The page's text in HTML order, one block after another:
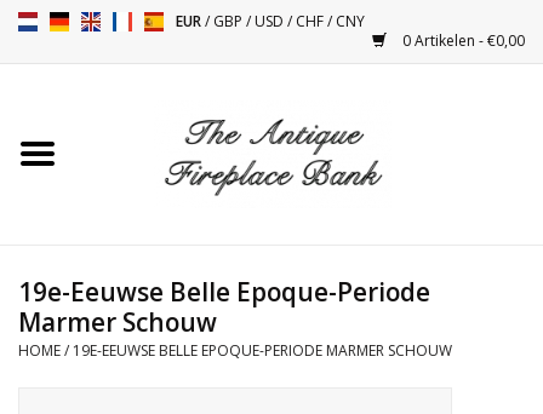
EUR/GBP /USD /CHF/CNY
0 Artikelen - €0,00
Toebehoren
Kacheltjes
19e-Eeuwse Belle Epoque-Periode
Marmer Schouw
HOME/ 19E-EEUWSE BELLE EPOQUE-PERIODE MARMER SCHOUW